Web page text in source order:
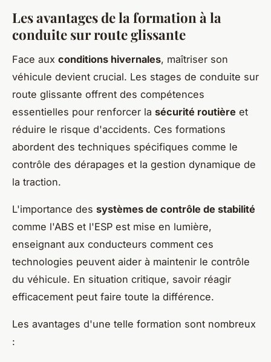
Les avantages de la formation à la
conduite sur route glissante
Face aux conditions hivernales, maîtriser son
véhicule devient crucial. Les stages de conduite sur
route glissante offrent des compétences
essentielles pour renforcer la sécurité routière et
réduire le risque d'accidents. Ces formations
abordent des techniques spécifiques comme le
contrôle des dérapages et la gestion dynamique de
la traction.
L'importance des systèmes de contrôle de stabilité
comme l'ABS et l'ESP est mise en lumière,
enseignant aux conducteurs comment ces
technologies peuvent aider à maintenir le contrôle
du véhicule. En situation critique, savoir réagir
efficacement peut faire toute la différence.
Les avantages d'une telle formation sont nombreux
: